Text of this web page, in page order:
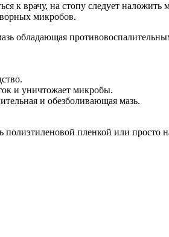
к врачу, на стопу следует
микробов.
обладающая
и уничтожает микробы.
и обезболивающая мазь.
полиэтиленовой пленкой или